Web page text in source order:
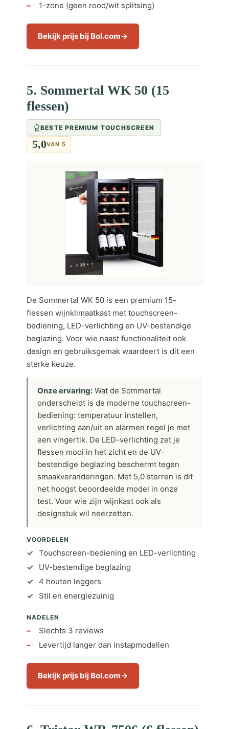
1-zone (geen rood/wit splitsing)
Bekijk prijs bij Bol.com
5. Sommertal WK 50 (15
flessen)
BESTE PREMIUM TOUCHSCREEN
5,0VAN 5
De Sommertal WK 50 is een premium 15-
flessen wijnklimaatkast met touchscreen-
bediening, LED-verlichting en UV-bestendige
beglazing. Voor wie naast functionaliteit ook
design en gebruiksgemak waardeert is dit een
sterke keuze.
Onze ervaring: Wat de Sommertal
onderscheidt is de moderne touchscreen-
bediening: temperatuur instellen,
verlichting aan/uit en alarmen regel je met
een vingertik. De LED-verlichting zet je
flessen mooi in het zicht en de UV-
bestendige beglazing beschermt tegen
smaakveranderingen. Met 5,0 sterren is dit
het hoogst beoordeelde model in onze
test. Voor wie zijn wijnkast ook als
designstuk wil neerzetten.
VOORDELEN
Touchscreen-bediening en LED-verlichting
UV-bestendige beglazing
4 houten leggers
Stil en energiezuinig
NADELEN
Slechts 3 reviews
Levertijd langer dan instapmodellen
Bekijk prijs bij Bol.com